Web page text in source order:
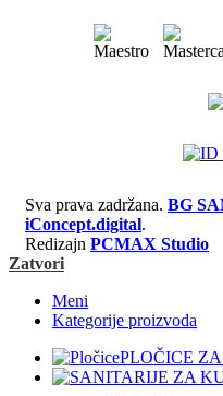
Sva prava zadržana. BG
iConcept.digital.
Redizajn PCMAX Studio
Zatvori
Meni
Kategorije proizvoda
PLOČICE